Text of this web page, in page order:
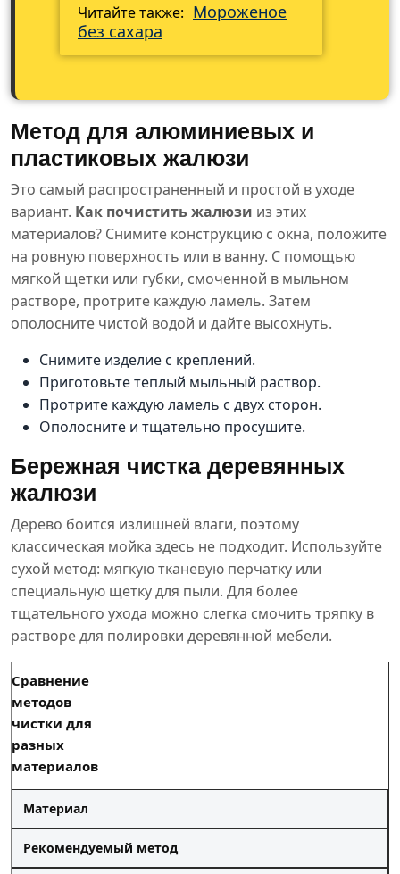
Читайте также: Мороженое
без сахара
Метод для алюминиевых и
пластиковых жалюзи
Это самый распространенный и простой в уходе
вариант. Как почистить жалюзи из этих
материалов? Снимите конструкцию с окна, положите
на ровную поверхность или в ванну. С помощью
мягкой щетки или губки, смоченной в мыльном
растворе, протрите каждую ламель. Затем
ополосните чистой водой и дайте высохнуть.
Снимите изделие с креплений.
Приготовьте теплый мыльный раствор.
Протрите каждую ламель с двух сторон.
Ополосните и тщательно просушите.
Бережная чистка деревянных
жалюзи
Дерево боится излишней влаги, поэтому
классическая мойка здесь не подходит. Используйте
сухой метод: мягкую тканевую перчатку или
специальную щетку для пыли. Для более
тщательного ухода можно слегка смочить тряпку в
растворе для полировки деревянной мебели.
Сравнение
методов
чистки для
разных
материалов
Материал
Рекомендуемый метод